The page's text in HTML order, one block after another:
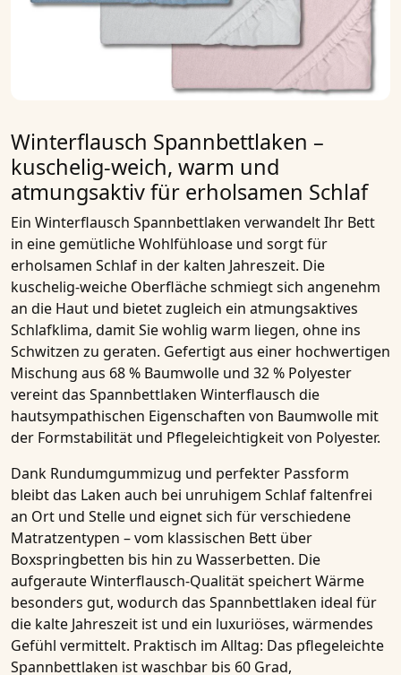
Winterflausch Spannbettlaken –
kuschelig-weich, warm und
atmungsaktiv für erholsamen Schlaf
Ein Winterflausch Spannbettlaken verwandelt Ihr Bett
in eine gemütliche Wohlfühloase und sorgt für
erholsamen Schlaf in der kalten Jahreszeit. Die
kuschelig-weiche Oberfläche schmiegt sich angenehm
an die Haut und bietet zugleich ein atmungsaktives
Schlafklima, damit Sie wohlig warm liegen, ohne ins
Schwitzen zu geraten. Gefertigt aus einer hochwertigen
Mischung aus 68 % Baumwolle und 32 % Polyester
vereint das Spannbettlaken Winterflausch die
hautsympathischen Eigenschaften von Baumwolle mit
der Formstabilität und Pflegeleichtigkeit von Polyester.
Dank Rundumgummizug und perfekter Passform
bleibt das Laken auch bei unruhigem Schlaf faltenfrei
an Ort und Stelle und eignet sich für verschiedene
Matratzentypen – vom klassischen Bett über
Boxspringbetten bis hin zu Wasserbetten. Die
aufgeraute Winterflausch-Qualität speichert Wärme
besonders gut, wodurch das Spannbettlaken ideal für
die kalte Jahreszeit ist und ein luxuriöses, wärmendes
Gefühl vermittelt. Praktisch im Alltag: Das pflegeleichte
Spannbettlaken ist waschbar bis 60 Grad,